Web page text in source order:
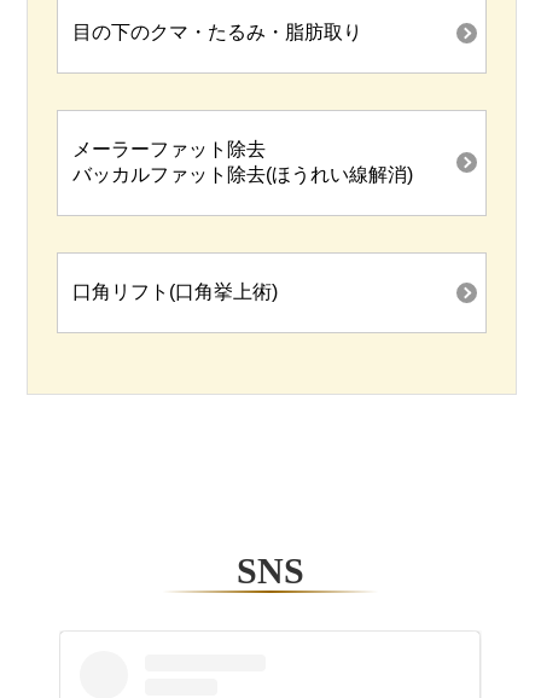
目の下のクマ・たるみ・脂肪取り
メーラーファット除去
バッカルファット除去(ほうれい線解消)
口角リフト(口角挙上術)
SNS